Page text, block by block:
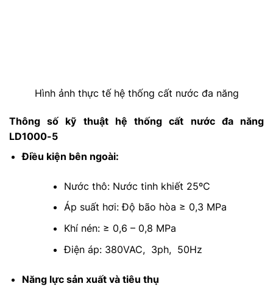
Hình ảnh thực tế hệ thống cất nước đa năng
Thông số kỹ thuật hệ thống cất nước đa năng
LD1000-5
Điều kiện bên ngoài:
Nước thô: Nước tinh khiết 25ºC
Áp suất hơi: Độ bão hòa ≥ 0,3 MPa
Khí nén: ≥ 0,6 – 0,8 MPa
Điện áp: 380VAC, 3ph, 50Hz
Năng lực sản xuất và tiêu thụ